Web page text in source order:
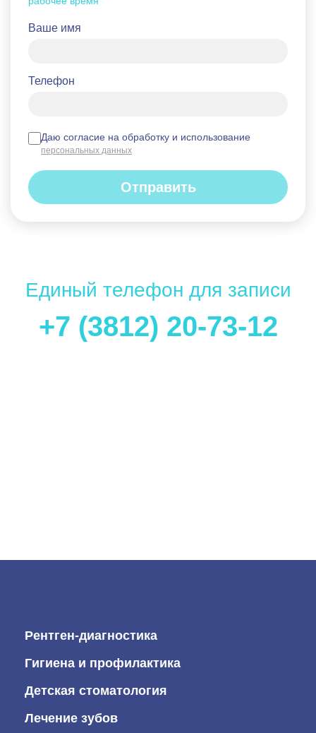
Ваше имя
Телефон
Даю согласие на обработку и использование
персональных данных
Отправить
Единый телефон для записи
+7 (3812) 20-73-12
Рентген-диагностика
Гигиена и профилактика
Детская стоматология
Лечение зубов